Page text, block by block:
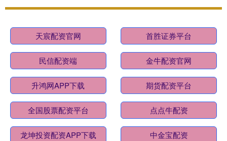
天宸配资官网 首胜证券平台
民信配资端 金牛配资官网
升鸿网APP下载 期货配资平台
全国股票配资平台 点点牛配资
龙坤投资配资APP下载 中金宝配资